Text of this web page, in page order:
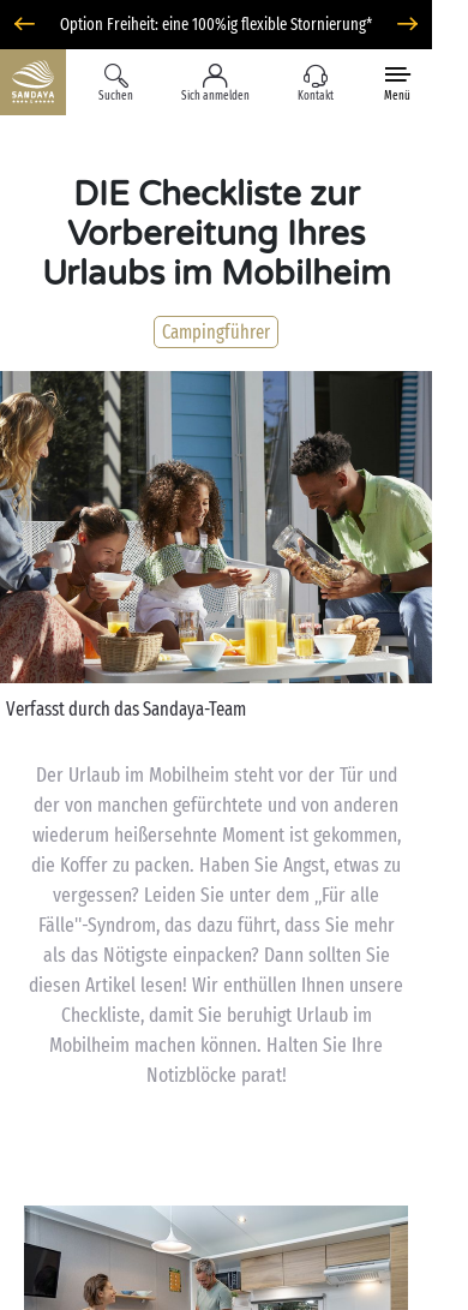
Option Freiheit: eine 100%ig flexible Stornierung*
Suchen Sich anmelden Kontakt Menü
DIE Checkliste zur
Vorbereitung Ihres
Urlaubs im Mobilheim
Campingführer
Verfasst durch das Sandaya-Team
Der Urlaub im Mobilheim steht vor der Tür und
der von manchen gefürchtete und von anderen
wiederum heißersehnte Moment ist gekommen,
die Koffer zu packen. Haben Sie Angst, etwas zu
vergessen? Leiden Sie unter dem „Für alle
Fälle"-Syndrom, das dazu führt, dass Sie mehr
als das Nötigste einpacken? Dann sollten Sie
diesen Artikel lesen! Wir enthüllen Ihnen unsere
Checkliste, damit Sie beruhigt Urlaub im
Mobilheim machen können. Halten Sie Ihre
Notizblöcke parat!